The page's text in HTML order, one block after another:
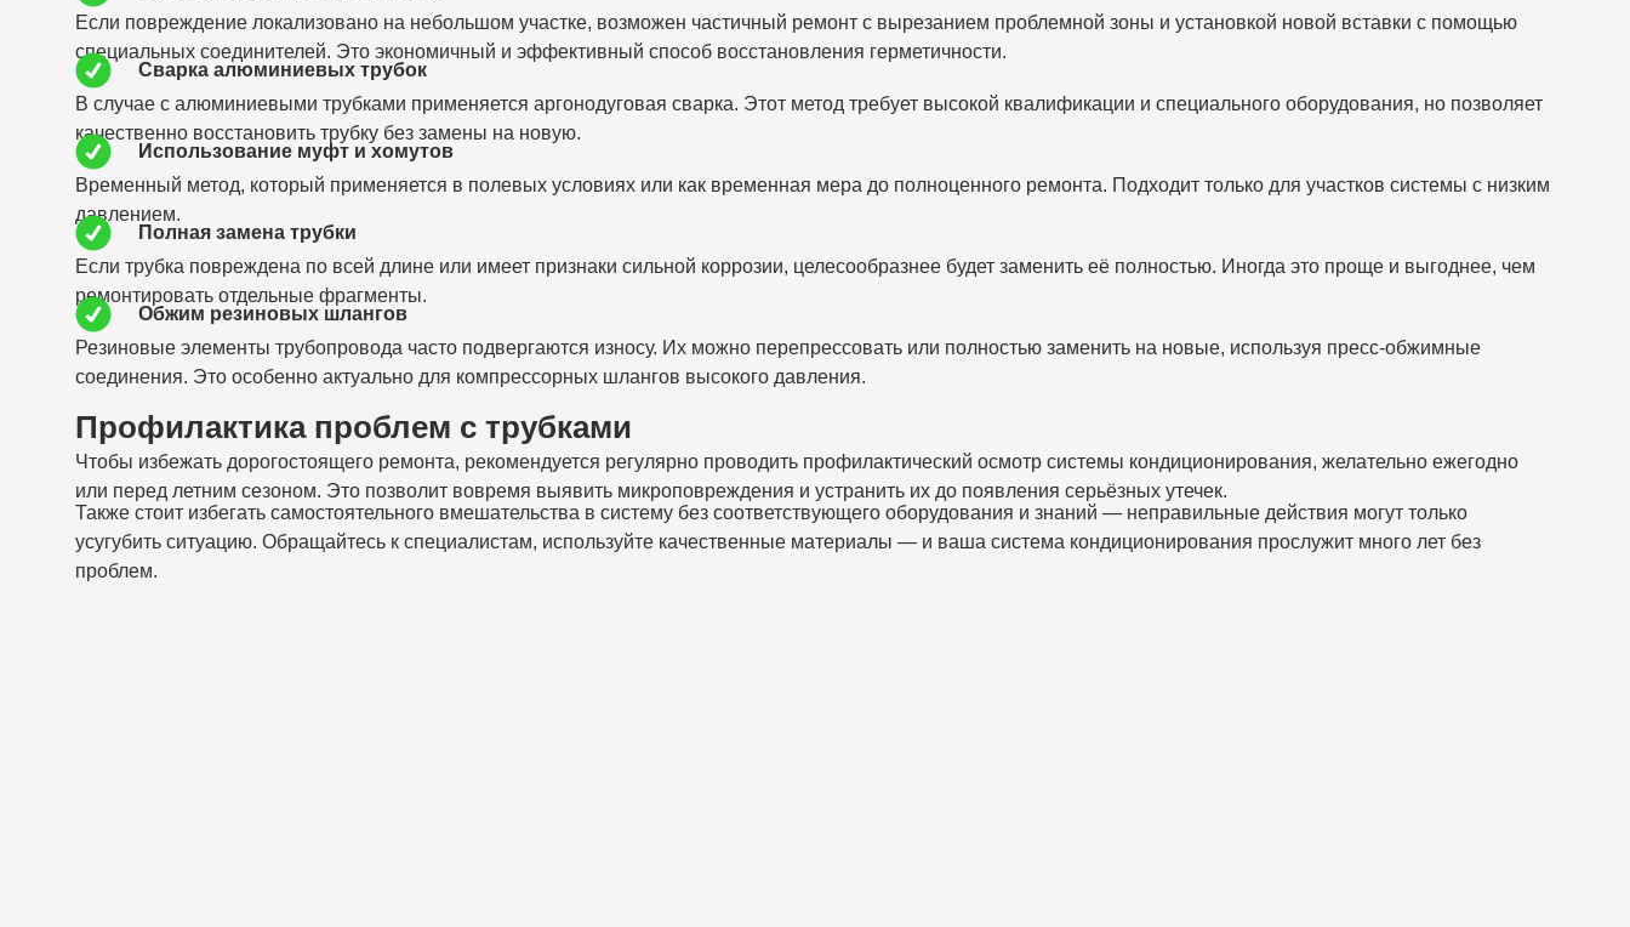
Если повреждение локализовано на небольшом участке, возможен частичный ремонт с вырезанием проблемной зоны и установкой новой вставки с помощью
специальных соединителей. Это экономичный и эффективный способ восстановления герметичности.
Сварка алюминиевых трубок
В случае с алюминиевыми трубками применяется аргонодуговая сварка. Этот метод требует высокой квалификации и специального оборудования, но позволяет
качественно восстановить трубку без замены на новую.
Использование муфт и хомутов
Временный метод, который применяется в полевых условиях или как временная мера до полноценного ремонта. Подходит только для участков системы с низким
давлением.
Полная замена трубки
Если трубка повреждена по всей длине или имеет признаки сильной коррозии, целесообразнее будет заменить её полностью. Иногда это проще и выгоднее, чем
ремонтировать отдельные фрагменты.
Обжим резиновых шлангов
Резиновые элементы трубопровода часто подвергаются износу. Их можно перепрессовать или полностью заменить на новые, используя пресс-обжимные
соединения. Это особенно актуально для компрессорных шлангов высокого давления.
Профилактика проблем с трубками
Чтобы избежать дорогостоящего ремонта, рекомендуется регулярно проводить профилактический осмотр системы кондиционирования, желательно ежегодно
или перед летним сезоном. Это позволит вовремя выявить микроповреждения и устранить их до появления серьёзных утечек.
Также стоит избегать самостоятельного вмешательства в систему без соответствующего оборудования и знаний — неправильные действия могут только
усугубить ситуацию. Обращайтесь к специалистам, используйте качественные материалы — и ваша система кондиционирования прослужит много лет без
проблем.